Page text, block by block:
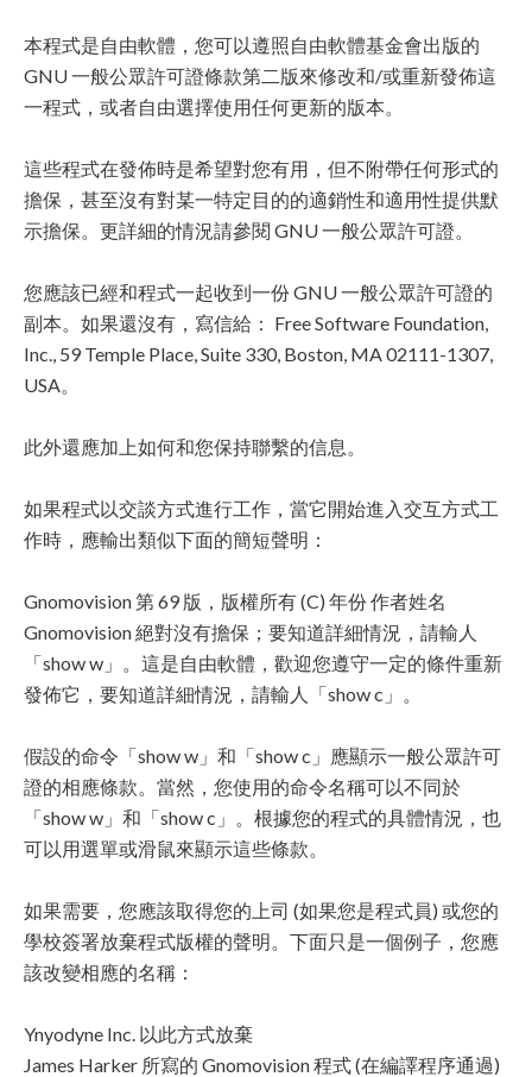
本程式是自由軟體，您可以遵照自由軟體基金會出版的
GNU 一般公眾許可證條款第二版來修改和/或重新發佈這
一程式，或者自由選擇使用任何更新的版本。
這些程式在發佈時是希望對您有用，但不附帶任何形式的
擔保，甚至沒有對某一特定目的的適銷性和適用性提供默
示擔保。更詳細的情況請參閱 GNU 一般公眾許可證。
您應該已經和程式一起收到一份 GNU 一般公眾許可證的
副本。如果還沒有，寫信給： Free Software Foundation,
Inc., 59 Temple Place, Suite 330, Boston, MA 02111-1307,
USA。
此外還應加上如何和您保持聯繫的信息。
如果程式以交談方式進行工作，當它開始進入交互方式工
作時，應輸出類似下面的簡短聲明：
Gnomovision 第 69 版，版權所有 (C) 年份 作者姓名
Gnomovision 絕對沒有擔保；要知道詳細情況，請輸人
「show w」。這是自由軟體，歡迎您遵守一定的條件重新
發佈它，要知道詳細情況，請輸人「show c」。
假設的命令「show w」和「show c」應顯示一般公眾許可
證的相應條款。當然，您使用的命令名稱可以不同於
「show w」和「show c」。根據您的程式的具體情況，也
可以用選單或滑鼠來顯示這些條款。
如果需要，您應該取得您的上司 (如果您是程式員) 或您的
學校簽署放棄程式版權的聲明。下面只是一個例子，您應
該改變相應的名稱：
Ynyodyne Inc. 以此方式放棄
James Harker 所寫的 Gnomovision 程式 (在編譯程序通過)